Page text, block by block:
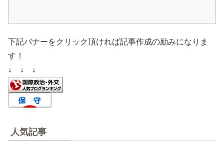
下記バナーをクリック頂ければ記事作成の励みになりま
す！
↓ ↓ ↓
人気記事